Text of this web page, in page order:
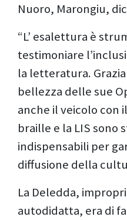
Nuoro, Marongiu,
“L’ esalettura è
testimoniare
la letteratura.
bellezza delle sue
anche il veicolo con
braille e la LIS sono
indispensabili per
diffusione della
La Deledda,
autodidatta, era di